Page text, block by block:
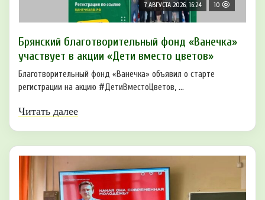
7 АВГУСТА 2026, 16:24 10
Брянский благотворительный фонд «Ванечка»
участвует в акции «Дети вместо цветов»
Благотворительный фонд «Ванечка» объявил о старте
регистрации на акцию #ДетиВместоЦветов, ...
Читать далее